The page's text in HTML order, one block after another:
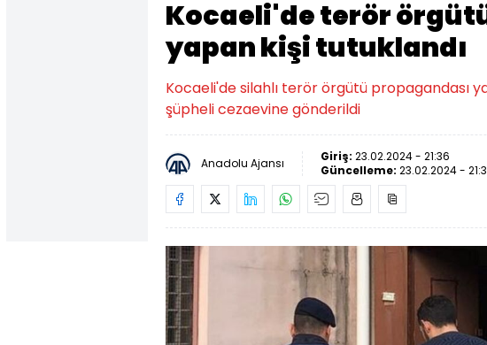
Kocaeli'de terör
yapan kişi tutuklandı
Kocaeli'de silahlı terör örgütü propagandası
şüpheli cezaevine gönderildi
Anadolu Ajansı Giriş: 23.02.2024 - 21:36
Güncelleme: 23.02.2024 -